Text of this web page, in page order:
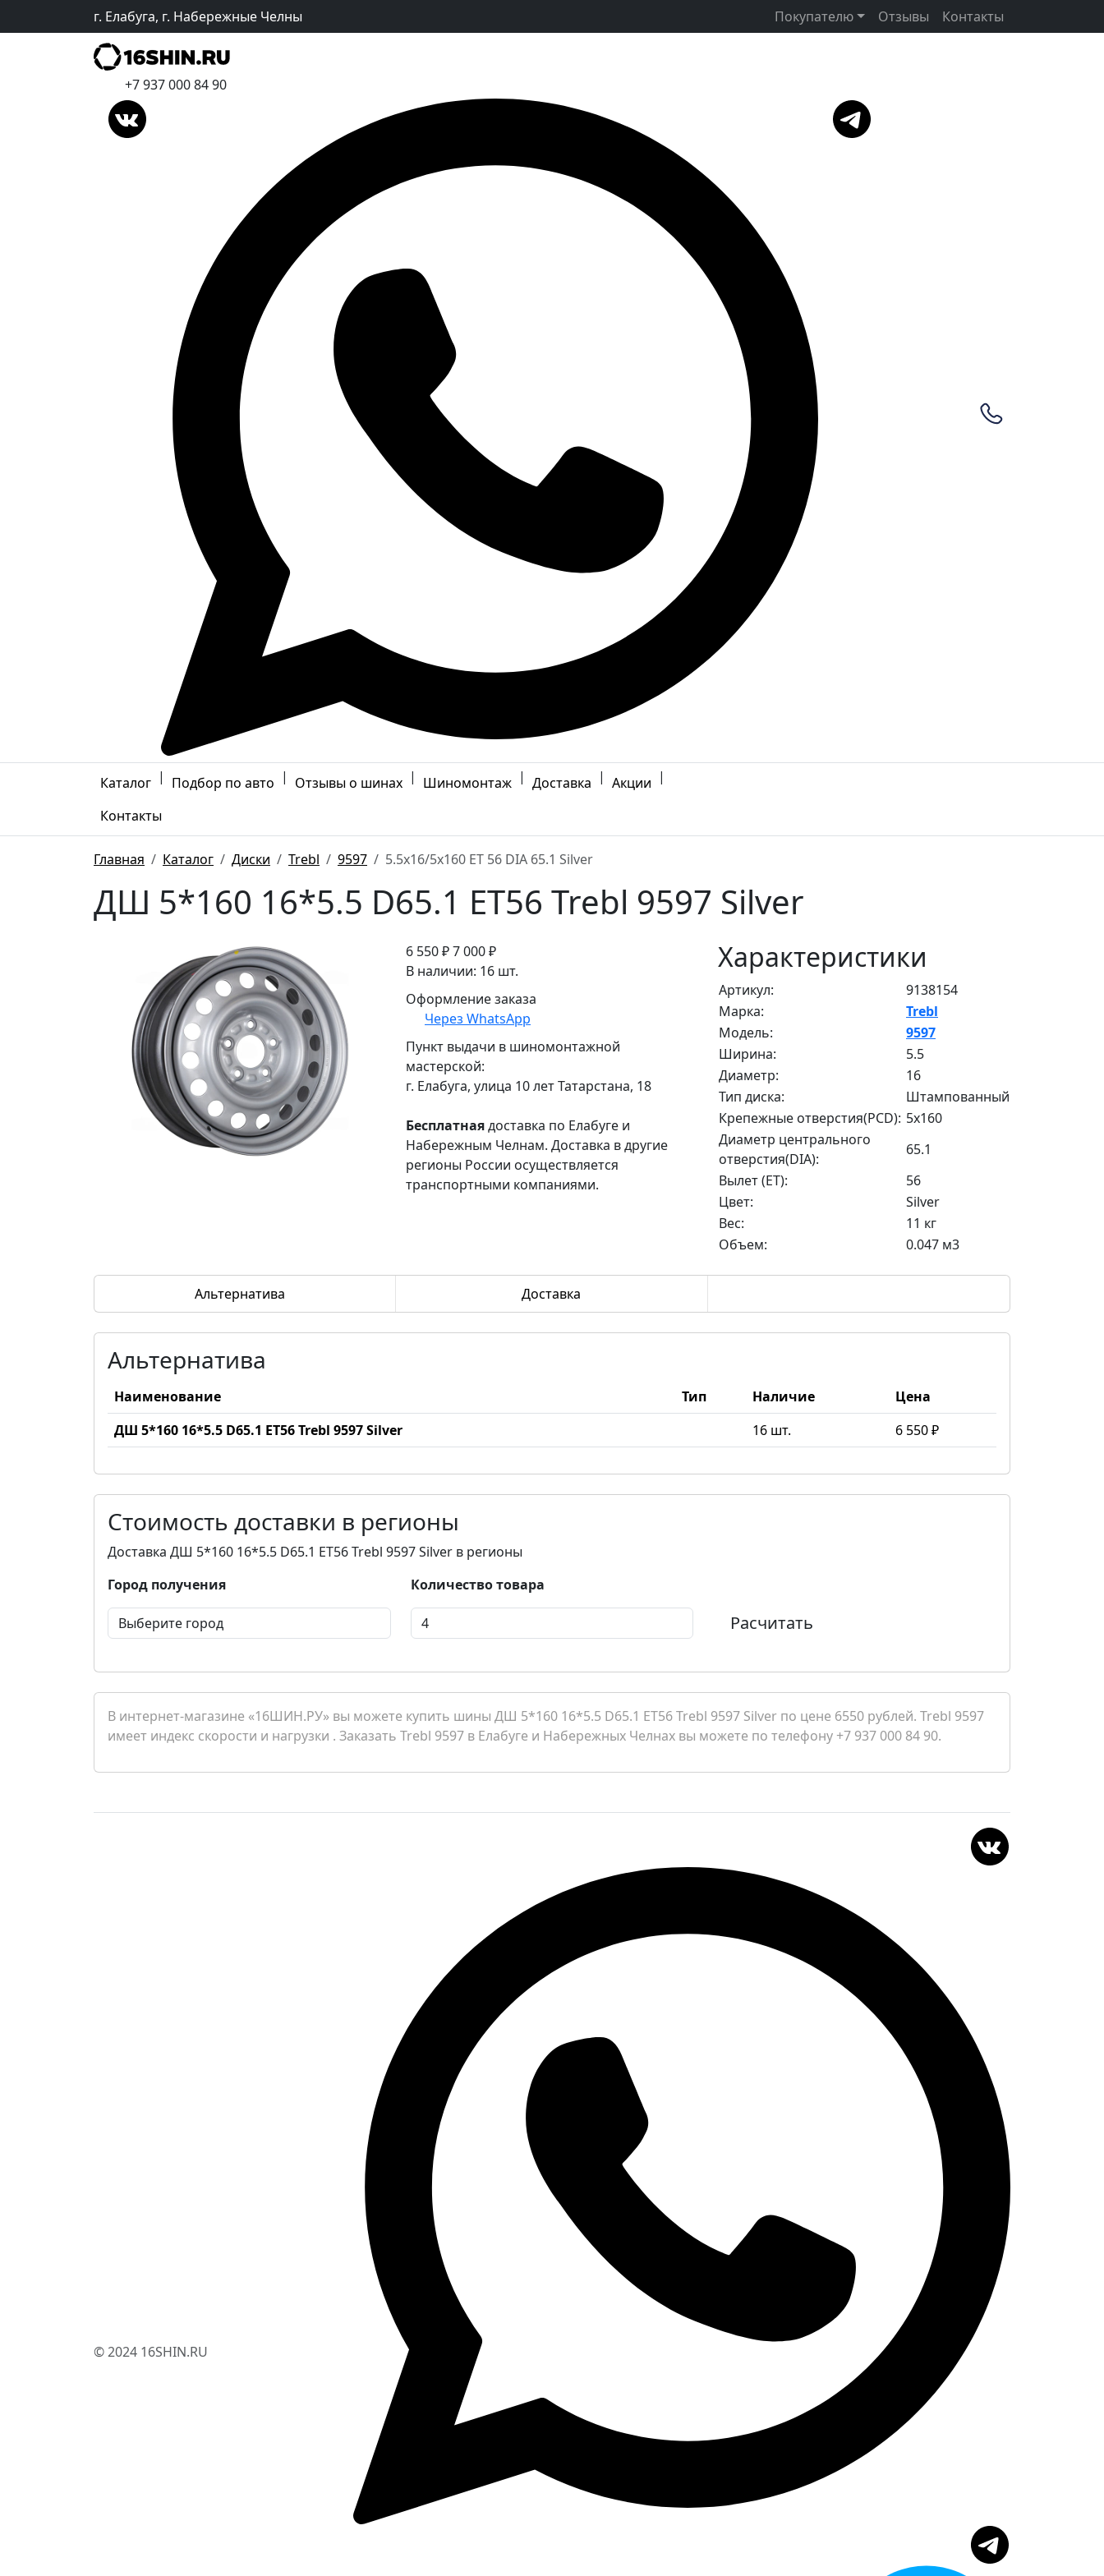
г. Елабуга, г. Набережные Челны Покупателю Отзывы Контакты
+7 937 000 84 90
Каталог | Подбор по авто | Отзывы о шинах | Шиномонтаж | Доставка | Акции |
Контакты
Главная Каталог Диски Trebl 9597 5.5x16/5x160 ET 56 DIA 65.1 Silver
ДШ 5*160 16*5.5 D65.1 ET56 Trebl 9597 Silver
6 550 ₽7 000 ₽
В наличии: 16 шт.
Оформление заказа
Через WhatsApp
Пункт выдачи в шиномонтажной
мастерской:
г. Елабуга, улица 10 лет Татарстана, 18
Бесплатнаядоставка по Елабуге и
Набережным Челнам. Доставка в другие
регионы России осуществляется
транспортными компаниями.
Характеристики
Артикул:
9138154
Марка:
Trebl
Модель:
9597
Ширина:
5.5
Диаметр:
16
Тип диска:
Штампованный
Крепежные отверстия(PCD): 5x160
Диаметр центрального
отверстия(DIA):
65.1
Вылет (ET):
56
Цвет:
Silver
Вес:
11 кг
Объем:
0.047 м3
Альтернатива Доставка
Альтернатива
Наименование Тип Наличие
Цена
ДШ 5*160 16*5.5 D65.1 ET56 Trebl 9597 Silver
16 шт. 6 550 ₽
Стоимость доставки в регионы
Доставка ДШ 5*160 16*5.5 D65.1 ET56 Trebl 9597 Silver в регионы
Город получения
Количество товара
Расчитать
В интернет-магазине «16ШИН.РУ» вы можете купить шины ДШ 5*160 16*5.5 D65.1 ET56 Trebl 9597 Silver по цене 6550 рублей. Trebl 9597
имеет индекс скорости и нагрузки . Заказать Trebl 9597 в Елабуге и Набережных Челнах вы можете по телефону +7 937 000 84 90.
© 2024 16SHIN.RU